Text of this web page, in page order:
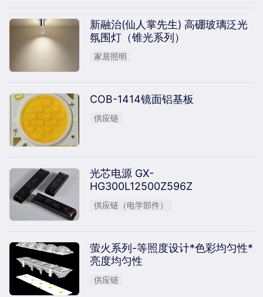
新融治(仙人掌先生) 高硼玻璃泛光
氛围灯（锥光系列）
家居照明
COB-1414镜面铝基板
供应链
光芯电源 GX-
HG300L12500Z596Z
供应链（电学部件）
萤火系列-等照度设计*色彩均匀性*
亮度均匀性
供应链